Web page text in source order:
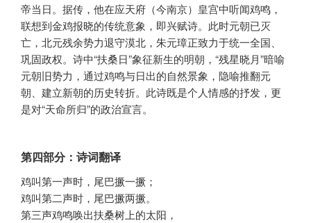
帝当日。据传，他在应天府（今南京）皇宫中听闻鸡鸣，
联想到金鸡报晓的传统意象，即兴赋诗。此时元朝已灭
亡，北元残余势力退守漠北，朱元璋正致力于统一全国、
巩固政权。诗中“扶桑日”象征新生的明朝，“残星晓月”暗喻
元朝旧势力，通过鸡鸣与日出的自然景象，隐喻推翻元
朝、建立新朝的历史转折。此诗既是个人情感的抒发，更
是对“天命所归”的政治宣言。
第四部分：诗词翻译
鸡叫第一声时，尾巴撅一撅；
鸡叫第二声时，尾巴撅两撅。
第三声鸡鸣唤出扶桑树上的太阳，